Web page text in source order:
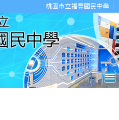
桃園市立福豐國民中學